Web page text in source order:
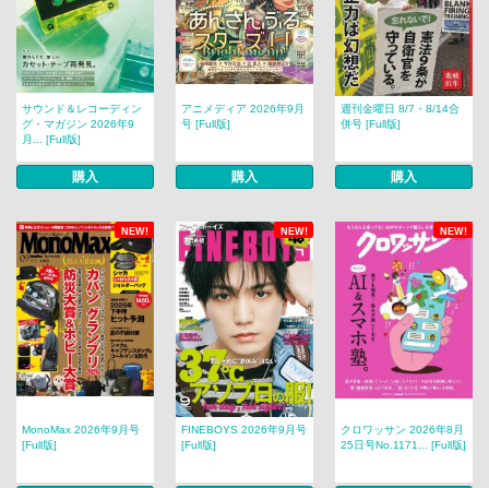
サウンド＆レコーディン
グ・マガジン 2026年9
月... [Full版]
購入
アニメディア 2026年9月
号 [Full版]
購入
週刊金曜日 8/7・8/14合
併号 [Full版]
購入
NEW! NEW! NEW!
MonoMax 2026年9月号
[Full版]
FINEBOYS 2026年9月号
[Full版]
クロワッサン 2026年8月
25日号No.1171... [Full版]